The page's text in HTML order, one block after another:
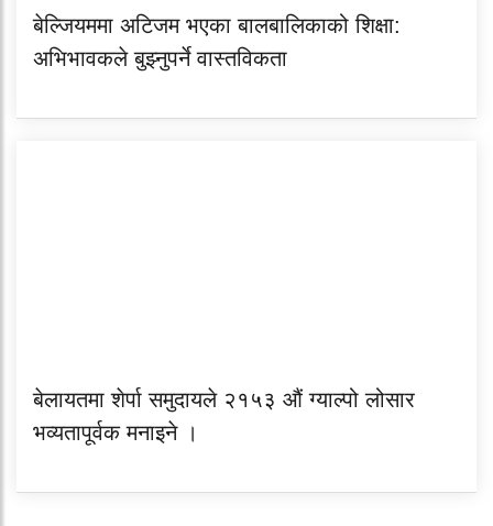
बेल्जियममा अटिजम भएका बालबालिकाको शिक्षा:
अभिभावकले बुझ्नुपर्ने वास्तविकता
बेलायतमा शेर्पा समुदायले २१५३ औं ग्याल्पो लोसार
भव्यतापूर्वक मनाइने ।